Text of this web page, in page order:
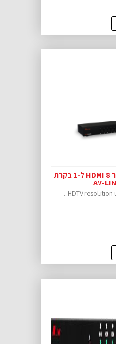
HRM-2218F בורר HDMI 8 ל-1 בקרת
HDTV resolution